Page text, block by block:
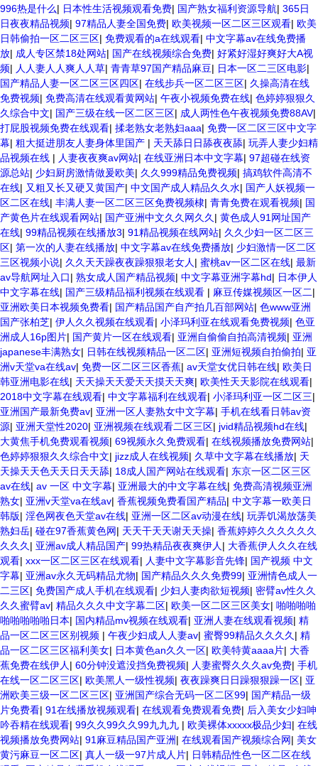
996热是什么| 日本性生活视频观看免费| 国产熟女福利资源导航| 365日
日夜夜精品视频| 97精品人妻全国免费| 欧美视频一区二区三区观看| 欧美
日韩偷拍一区二区三区| 免费观看的a在线观看| 中文字幕av在线免费播
放| 成人专区禁18处网站| 国产在线视频综合免费| 好紧好湿好爽好大A视
频| 人人妻人人爽人人草| 青青草97国产精品麻豆| 日本一区二三区电影|
国产精品人妻一区二区三区四区| 在线步兵一区二区三区| 久操高清在线
免费视频| 免费高清在线观看黄网站| 午夜小视频免费在线| 色婷婷狠狠久
久综合中文| 国产三级在线一区二区三区| 成人两性色午夜视频免费88AV|
打屁股视频免费在线观看| 揉老熟女老熟妇aaa| 免费一区二区三区中文字
幕| 粗大挺进朋友人妻身体里国产 | 天天舔日日舔夜夜舔| 玩弄人妻少妇精
品视频在线 | 人妻夜夜爽av网站| 在线亚洲日本中文字幕| 97超碰在线资
源总站| 少妇厨房激情做爰欧美| 久久999精品免费视频| 搞鸡软件高清不
在线| 又粗又长又硬又黄国产| 中文国产成人精品久久水| 国产人妖视频一
区二区在线| 丰满人妻一区二区三区免费视频棣| 青青免费在观看视频| 国
产黄色片在线观看网站| 国产亚洲中文久久网久久 | 黄色成人91网址国产
在线| 99精品视频在线播放3| 91精品视频在线网站| 久久少妇一区二区三
区| 第一次的人妻在线播放| 中文字幕av在线免费播放| 少妇激情一区二区
三区视频小说| 久久天天躁夜夜躁狠狠老女人 | 蜜桃av一区二区在线| 最新
av导航网址入口| 熟女成人国产精品视频| 中文字幕亚洲字幕hd| 日本伊人
中文字幕在线| 国产三级精品福利视频在线观看 | 麻豆传媒视频区一区二|
亚洲欧美日本视频免费看| 国产精品国产自产拍几百部网站| 色www亚洲
国产张柏芝| 伊人久久视频在线观看| 小泽玛利亚在线观看免费视频| 色亚
洲成人16p图片| 国产黄片一区在线观看| 亚洲自偷偷自拍高清视频| 亚洲
japanese丰满熟女| 日韩在线视频精品一区二区| 亚洲短视频自拍偷拍| 亚
洲v天堂va在线av| 免费一区二区三区香蕉| av天堂女优日韩在线| 欧美日
韩亚洲电影在线| 天天操天天爱天天摸天天爽| 欧美性天天影院在线观看|
2018中文字幕在线观看| 中文字幕福利在线观看| 小泽玛利亚一区二区三|
亚洲国产最新免费av| 亚洲一区人妻熟女中文字幕| 手机在线看日韩av资
源| 亚洲天堂性2020| 亚洲视频在线观看二区三区| jvid精品视频hd在线|
大黄焦手机免费观看视频| 69视频永久免费观看| 在线视频播放免费网站|
色婷婷狠狠久久综合中文| jizz成人在线视频| 久草中文字幕在线播放| 天
天操天天色天天日天天舔| 18成人国产网站在线观看| 东京一区二区三区
av在线| av 一区 中文字幕| 亚洲最大的中文字幕在线| 免费高清视频亚洲
熟女| 亚洲v天堂va在线av| 香蕉视频免费看国产精品| 中文字幕一欧美日
韩版| 淫色网夜色天堂av在线| 亚洲一区二区av动漫在线| 玩弄饥渴放荡美
熟妇岳| 碰在97香蕉黄色网| 天天干天天谢天天操| 香蕉婷婷久久久久久久
久久久 | 亚洲av成人精品国产| 99热精品夜夜爽伊人 | 大香蕉伊人久久在线
观看| xxx一区二区三区在线观看| 人妻中文字幕影音先锋| 国产视频 中文
字幕| 亚洲av永久无码精品尤物| 国产精品久久久免费99| 亚洲情色成人一
二三区| 免费国产成人手机在线观看| 少妇人妻肉欲短视频| 密臂av性久久
久久蜜臂av| 精品久久久中文字幕二区| 欧美一区二区三区美女| 啪啪啪啪
啪啪啪啪啪日本| 国内精品mv视频在线观看| 亚洲人妻在线观看视频| 精
品一区二区三区别视频 | 午夜少妇成人人妻av| 蜜臀99精品久久久久 | 精
品一区二区三区福利美女| 日本黄色an久久一区| 欧美特黄aaaa片| 大香
蕉免费在线伊人 | 60分钟没遮没挡免费视频| 人妻蜜臀久久久av免费| 手机
在线一区二区三区| 欧美黑人一级性视频| 夜夜躁爽日日躁狠狠躁一区| 亚
洲欧美三级一区二区三区| 亚洲国产综合无码一区二区99| 国产精品一级
片免费看| 91在线播放视频观看| 在线观看免费观看免费| 后入美女少妇呻
吟吞精在线观看| 99久久99久久99九九九 | 欧美裸体xxxxx极品少妇| 在线
视频播放免费网站| 91麻豆精品国产亚洲| 在线观看国产视频综合网| 美女
黄污麻豆一区二区| 真人一级一97片成人片| 日韩精品性色一区二区在线